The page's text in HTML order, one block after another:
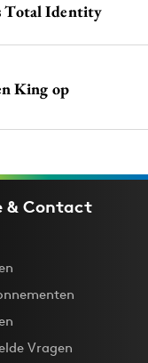
Total Identity
King op
& Contact
Vragen